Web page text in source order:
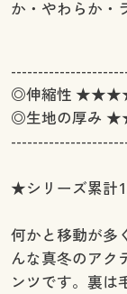
か・やわらか・
◎伸縮性
◎生地の厚み
★シリーズ累計
何かと移動が多
んな真冬のアク
ンツです。裏は